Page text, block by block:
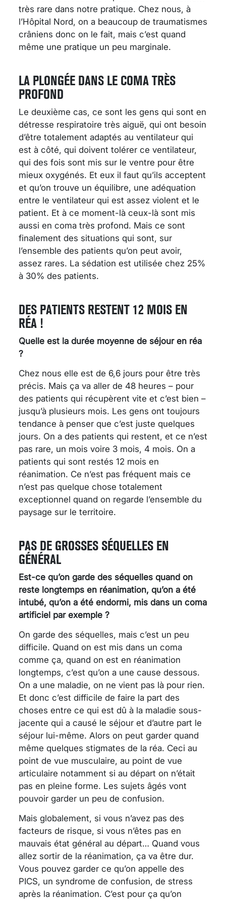
très rare dans notre pratique. Chez nous, à
l’Hôpital Nord, on a beaucoup de traumatismes
crâniens donc on le fait, mais c’est quand
même une pratique un peu marginale.
LA PLONGÉE DANS LE COMA TRÈS
PROFOND
Le deuxième cas, ce sont les gens qui sont en
détresse respiratoire très aiguë, qui ont besoin
d’être totalement adaptés au ventilateur qui
est à côté, qui doivent tolérer ce ventilateur,
qui des fois sont mis sur le ventre pour être
mieux oxygénés. Et eux il faut qu’ils acceptent
et qu’on trouve un équilibre, une adéquation
entre le ventilateur qui est assez violent et le
patient. Et à ce moment-là ceux-là sont mis
aussi en coma très profond. Mais ce sont
finalement des situations qui sont, sur
l’ensemble des patients qu’on peut avoir,
assez rares. La sédation est utilisée chez 25%
à 30% des patients.
DES PATIENTS RESTENT 12 MOIS EN
RÉA !
Quelle est la durée moyenne de séjour en réa
?
Chez nous elle est de 6,6 jours pour être très
précis. Mais ça va aller de 48 heures – pour
des patients qui récupèrent vite et c’est bien –
jusqu’à plusieurs mois. Les gens ont toujours
tendance à penser que c’est juste quelques
jours. On a des patients qui restent, et ce n’est
pas rare, un mois voire 3 mois, 4 mois. On a
patients qui sont restés 12 mois en
réanimation. Ce n’est pas fréquent mais ce
n’est pas quelque chose totalement
exceptionnel quand on regarde l’ensemble du
paysage sur le territoire.
PAS DE GROSSES SÉQUELLES EN
GÉNÉRAL
Est-ce qu’on garde des séquelles quand on
reste longtemps en réanimation, qu’on a été
intubé, qu’on a été endormi, mis dans un coma
artificiel par exemple ?
On garde des séquelles, mais c’est un peu
difficile. Quand on est mis dans un coma
comme ça, quand on est en réanimation
longtemps, c’est qu’on a une cause dessous.
On a une maladie, on ne vient pas là pour rien.
Et donc c’est difficile de faire la part des
choses entre ce qui est dû à la maladie sous-
jacente qui a causé le séjour et d’autre part le
séjour lui-même. Alors on peut garder quand
même quelques stigmates de la réa. Ceci au
point de vue musculaire, au point de vue
articulaire notamment si au départ on n’était
pas en pleine forme. Les sujets âgés vont
pouvoir garder un peu de confusion.
Mais globalement, si vous n’avez pas des
facteurs de risque, si vous n’êtes pas en
mauvais état général au départ… Quand vous
allez sortir de la réanimation, ça va être dur.
Vous pouvez garder ce qu’on appelle des
PICS, un syndrome de confusion, de stress
après la réanimation. C’est pour ça qu’on